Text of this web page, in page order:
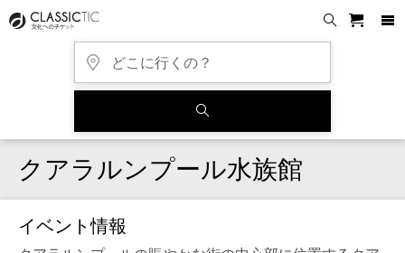
クアラルンプール水族館
イベント情報